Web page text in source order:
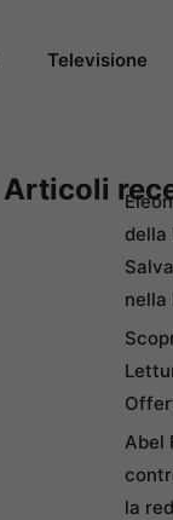
Televisione
Articoli
della
nella
Abel
la